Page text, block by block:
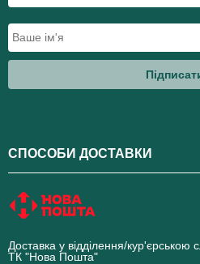
СПОСОБИ ДОСТАВКИ
Доставка у відділення/кур'єрською
ТК "Нова Пошта"